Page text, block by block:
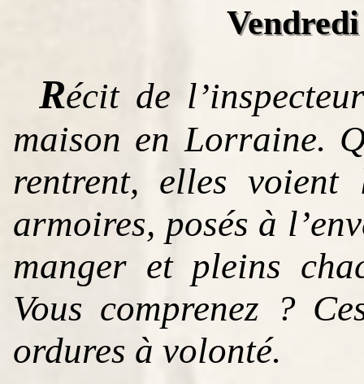
Récit de
maison en Lorraine.
rentrent, elles voient
armoires, posés à
manger et pleins
Vous comprenez ?
ordures à volonté.